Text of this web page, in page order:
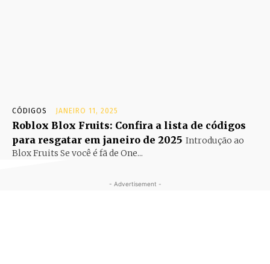
CÓDIGOS JANEIRO 11, 2025
Roblox Blox Fruits: Confira a lista de códigos
para resgatar em janeiro de 2025 Introdução ao
Blox Fruits Se você é fã de One...
- Advertisement -